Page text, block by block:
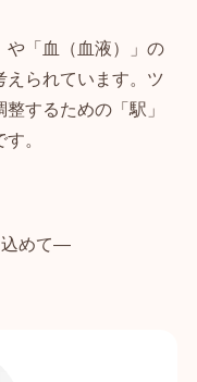
や「血（血液）」の
えられています。ツ
するための「駅」
。
込めて―